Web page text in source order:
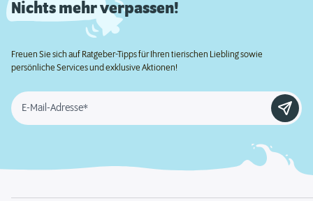
Nichts mehr verpassen!
Freuen Sie sich auf Ratgeber-Tipps für Ihren tierischen Liebling sowie
persönliche Services und exklusive Aktionen!
E-Mail-Adresse*